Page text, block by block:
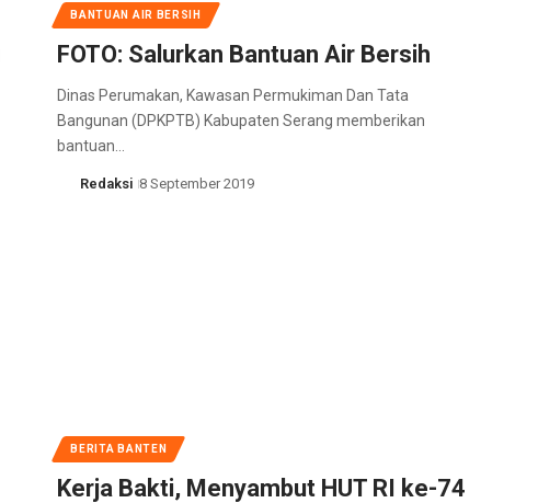
BANTUAN AIR BERSIH
FOTO: Salurkan Bantuan Air Bersih
Dinas Perumakan, Kawasan Permukiman Dan Tata
Bangunan (DPKPTB) Kabupaten Serang memberikan
bantuan…
Redaksi 8 September 2019
BERITA BANTEN
Kerja Bakti, Menyambut HUT RI ke-74